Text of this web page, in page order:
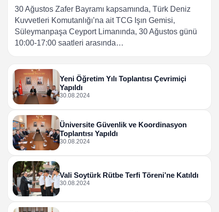
30 Ağustos Zafer Bayramı kapsamında, Türk Deniz
Kuvvetleri Komutanlığı’na ait TCG Işın Gemisi,
Süleymanpaşa Ceyport Limanında, 30 Ağustos günü
10:00-17:00 saatleri arasında…
Yeni Öğretim Yılı Toplantısı Çevrimiçi
Yapıldı
30.08.2024
Üniversite Güvenlik ve Koordinasyon
Toplantısı Yapıldı
30.08.2024
Vali Soytürk Rütbe Terfi Töreni’ne Katıldı
30.08.2024